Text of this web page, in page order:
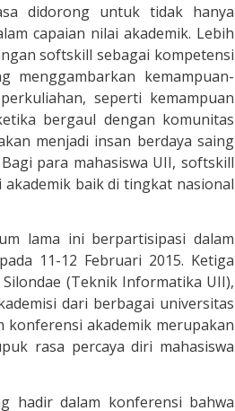
didorong untuk tidak hanya
capaian nilai akademik. Lebih
softskill sebagai kompetensi
kemampuan-
seperti kemampuan
bergaul dengan komunitas
menjadi insan berdaya saing
para mahasiswa UII, softskill
baik di tingkat nasional
lama ini berpartisipasi dalam
11-12 Februari 2015. Ketiga
(Teknik Informatika UII),
dari berbagai universitas
konferensi akademik merupakan
rasa percaya diri mahasiswa
hadir dalam konferensi bahwa